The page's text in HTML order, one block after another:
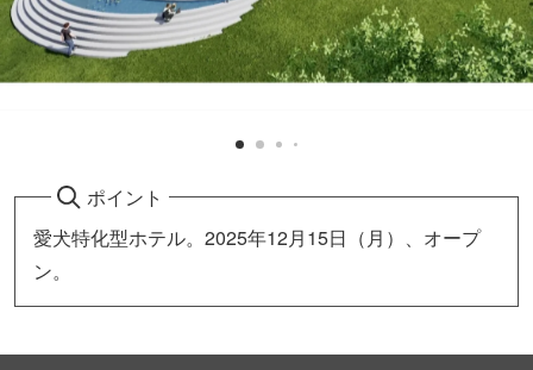
ポイント
愛犬特化型ホテル。2025年12月15日（月）、オープ
ン。